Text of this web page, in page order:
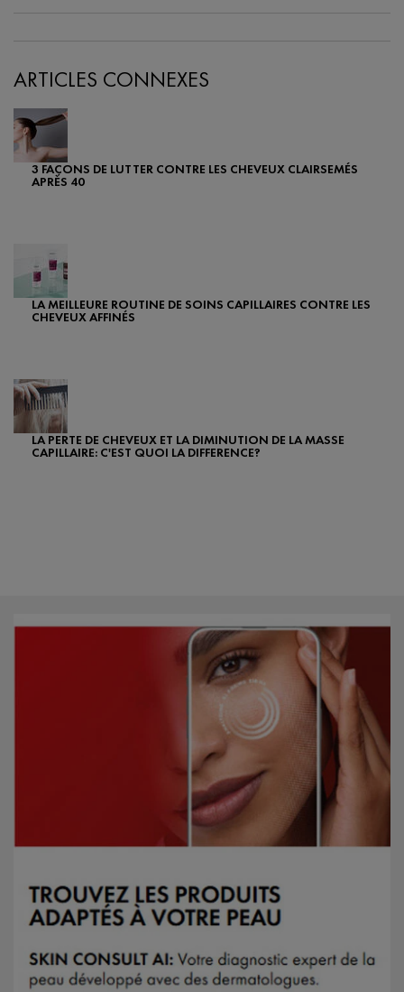
ARTICLES CONNEXES
3 FAÇONS DE LUTTER CONTRE LES CHEVEUX CLAIRSEMÉS
APRÈS 40
LA MEILLEURE ROUTINE DE SOINS CAPILLAIRES CONTRE LES
CHEVEUX AFFINÉS
LA PERTE DE CHEVEUX ET LA DIMINUTION DE LA MASSE
CAPILLAIRE: C'EST QUOI LA DIFFERENCE?